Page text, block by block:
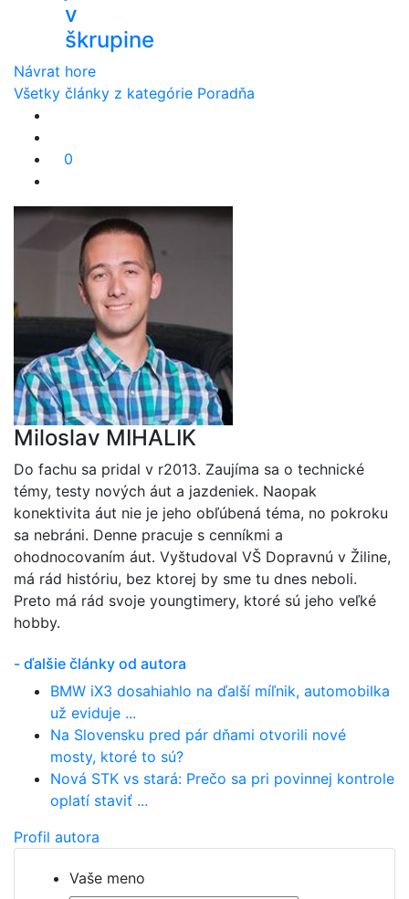
v
škrupine
Návrat hore
Všetky články z kategórie Poradňa
0
Miloslav MIHALIK
Do fachu sa pridal v r2013. Zaujíma sa o technické
témy, testy nových áut a jazdeniek. Naopak
konektivita áut nie je jeho obľúbená téma, no pokroku
sa nebráni. Denne pracuje s cenníkmi a
ohodnocovaním áut. Vyštudoval VŠ Dopravnú v Žiline,
má rád históriu, bez ktorej by sme tu dnes neboli.
Preto má rád svoje youngtimery, ktoré sú jeho veľké
hobby.
- ďalšie články od autora
BMW iX3 dosahiahlo na ďalší míľnik, automobilka
už eviduje ...
Na Slovensku pred pár dňami otvorili nové
mosty, ktoré to sú?
Nová STK vs stará: Prečo sa pri povinnej kontrole
oplatí staviť ...
Profil autora
Vaše meno